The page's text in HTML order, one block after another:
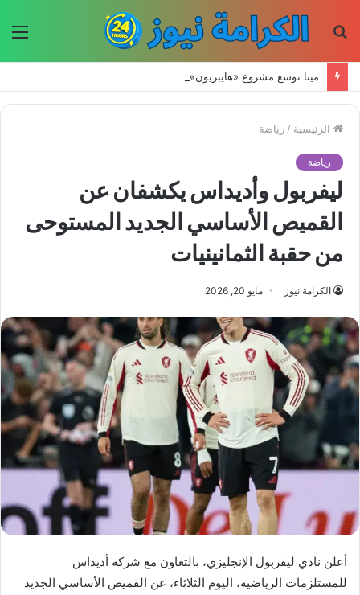
الرئيسية / رياضة
رياضة
ليفربول وأديداس يكشفان عن
القميص الأساسي الجديد المستوحى
من حقبة الثمانينيات
الكرامة نيوز مايو 20, 2026
أعلن نادي ليفربول الإنجليزي، بالتعاون مع شركة أديداس
للمستلزمات الرياضية، اليوم الثلاثاء، عن القميص الأساسي الجديد